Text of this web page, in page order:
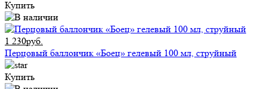
Купить
1 230руб.
Перцовый баллончик «Боец» гелевый 100 мл, струйный
Купить